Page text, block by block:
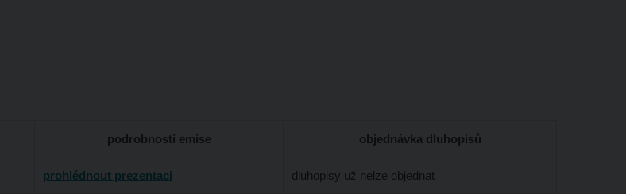
podrobnosti emise objednávka dluhopisů
prohlédnout prezentaci dluhopisy už nelze objednat